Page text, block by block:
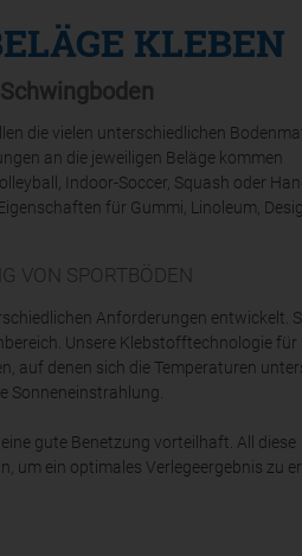
KLEBEN
die vielen unterschiedlichen
an die jeweiligen Beläge kommen
Indoor-Soccer, Squash oder
für Gummi, Linoleum,
VON SPORTBÖDEN
Anforderungen entwickelt.
Unsere Klebstofftechnologie für
auf denen sich die Temperaturen
Sonneneinstrahlung.
gute Benetzung vorteilhaft. All diese
um ein optimales Verlegeergebnis zu